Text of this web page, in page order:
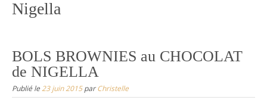
Nigella
BOLS BROWNIES au CHOCOLAT
de NIGELLA
Publié le23 juin 2015parChristelle